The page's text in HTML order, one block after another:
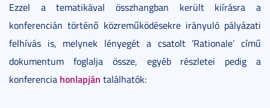
Ezzel a tematikával összhangban került kiírásra a
konferencián történő közreműködésekre irányuló pályázati
felhívás is, melynek lényegét a csatolt ’Rationale’ című
dokumentum foglalja össze, egyéb részletei pedig a
konferencia honlapján találhatók: